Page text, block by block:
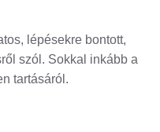
lépésekre bontott,
szól. Sokkal inkább a
tartásáról.